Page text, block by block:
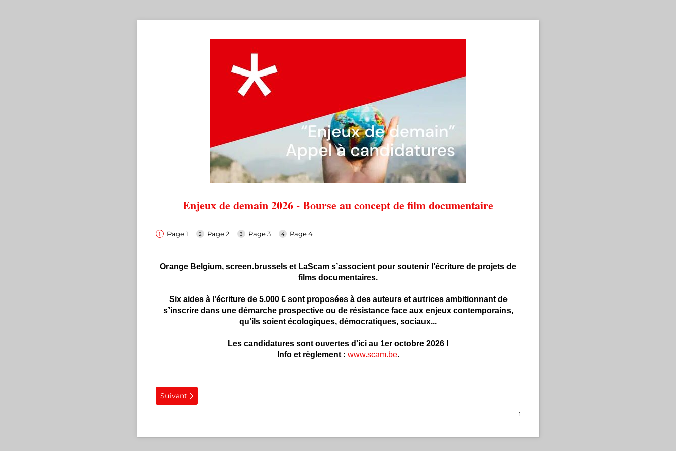
Enjeux de demain 2026 - Bourse au concept de film documentaire
Page 1 Page 2 Page 3 Page 4
Orange Belgium, screen.brussels et LaScam s’associent pour soutenir l’écriture de projets de
films documentaires.
Six aides à l'écriture de 5.000 € sont proposées à des auteurs et autrices ambitionnant de
s’inscrire dans une démarche prospective ou de résistance face aux enjeux contemporains,
qu’ils soient écologiques, démocratiques, sociaux...
Les candidatures sont ouvertes d'ici au 1er octobre 2026 !
Info et règlement : www.scam.be.
Suivant